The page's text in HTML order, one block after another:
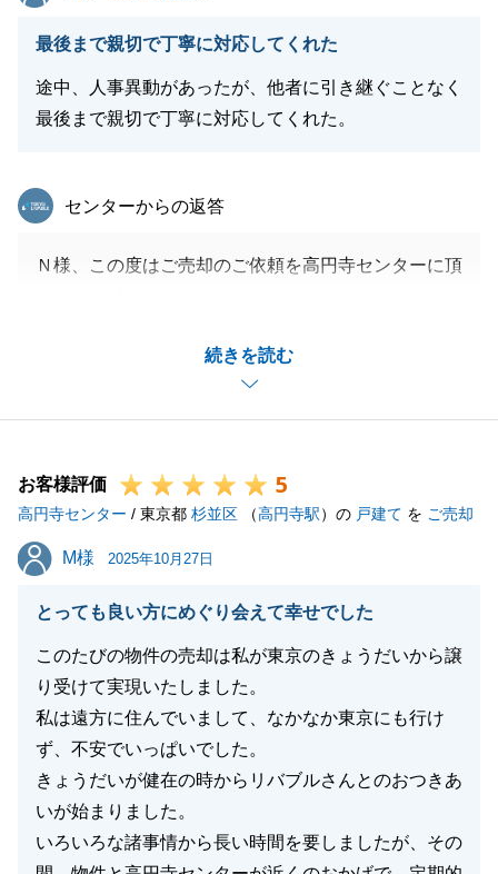
閉じる
最後まで親切で丁寧に対応してくれた
途中、人事異動があったが、他者に引き継ぐことなく
最後まで親切で丁寧に対応してくれた。
続きを読む
東急リバブル
センターからの返答
Ｎ様、この度はご売却のご依頼を高円寺センターに頂
無事に取引が完了することができました。
また、遠方からお手続きをしていただきましてありが
とうございました。感謝申し上げます。
なりとお申し付けください。
引き続き、よろしくお願い申し上げます。
閉じる
お客様評価 5
高円寺センター / 東京都 杉並区 （高円寺駅）の 戸建て を ご売却
M様
M様 2025年10月27日
とっても良い方にめぐり会えて幸せでした
このたびの物件の売却は私が東京のきょうだいから譲
り受けて実現いたしました。
私は遠方に住んでいまして、なかなか東京にも行け
ず、不安でいっぱいでした。
きょうだいが健在の時からリバブルさんとのおつきあ
いが始まりました。
いろいろな諸事情から長い時間を要しましたが、その